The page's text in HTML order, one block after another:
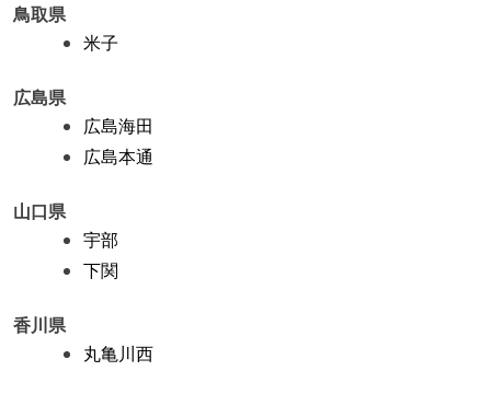
鳥取県
米子
広島県
広島海田
広島本通
山口県
宇部
下関
香川県
丸亀川西